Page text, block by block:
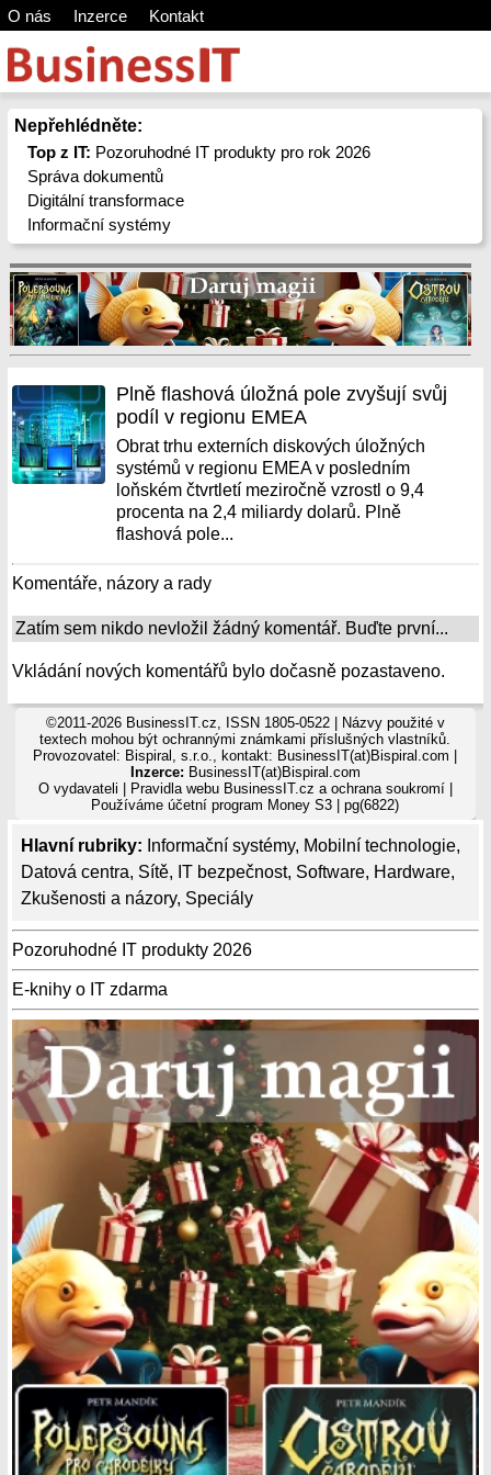
O nás Inzerce Kontakt
Nepřehlédněte:
Top z IT: Pozoruhodné IT produkty pro rok 2026
Správa dokumentů
Digitální transformace
Informační systémy
Hlavní rubriky: Informační systémy, Mobilní technologie,
Datová centra, Sítě, IT bezpečnost, Software, Hardware,
Zkušenosti a názory, Speciály
Pozoruhodné IT produkty 2026
E-knihy o IT zdarma
Plně flashová úložná pole zvyšují svůj
podíl v regionu EMEA
Obrat trhu externích diskových úložných
systémů v regionu EMEA v posledním
loňském čtvrtletí meziročně vzrostl o 9,4
procenta na 2,4 miliardy dolarů. Plně
flashová pole...
Komentáře, názory a rady
Zatím sem nikdo nevložil žádný komentář. Buďte první...
Vkládání nových komentářů bylo dočasně pozastaveno.
©2011-2026 BusinessIT.cz, ISSN 1805-0522 | Názvy použité v
textech mohou být ochrannými známkami příslušných vlastníků.
Provozovatel: Bispiral, s.r.o., kontakt: BusinessIT(at)Bispiral.com |
Inzerce: BusinessIT(at)Bispiral.com
O vydavateli
Pravidla webu BusinessIT.cz a ochrana soukromí|
Používámeúčetní program Money S3 | pg(6822)